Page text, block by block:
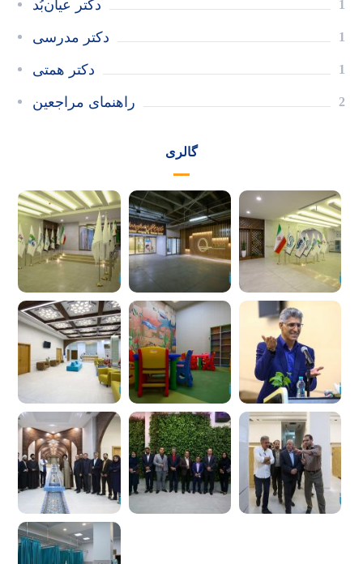
دکتر عیان‌بُد 1
دکتر مدرسی 1
دکتر همتی 1
راهنمای مراجعین 2
گالری